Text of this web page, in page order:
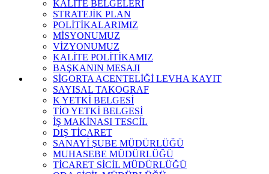
KALİTE BELGELERİ
STRATEJİK PLAN
POLİTİKALARIMIZ
MİSYONUMUZ
VİZYONUMUZ
KALİTE POLİTİKAMIZ
BAŞKANIN MESAJI
SİGORTA ACENTELİĞİ LEVHA KAYIT
SAYISAL TAKOGRAF
K YETKİ BELGESİ
TİO YETKİ BELGESİ
İŞ MAKİNASI TESCİL
DIŞ TİCARET
SANAYİ ŞUBE MÜDÜRLÜĞÜ
MUHASEBE MÜDÜRLÜĞÜ
TİCARET SİCİL MÜDÜRLÜĞÜ